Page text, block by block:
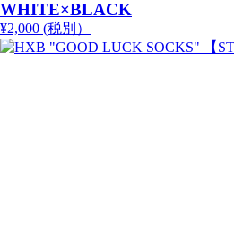
WHITE×BLACK
¥2,000 (税別）